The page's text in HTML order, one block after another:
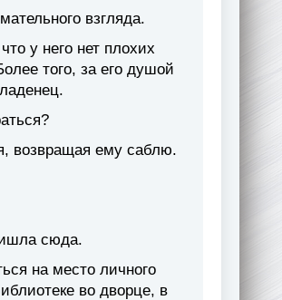
взгляда.
у него нет плохих
того, за его душой
возвращая ему саблю.
сюда.
на место личного
во дворце, в